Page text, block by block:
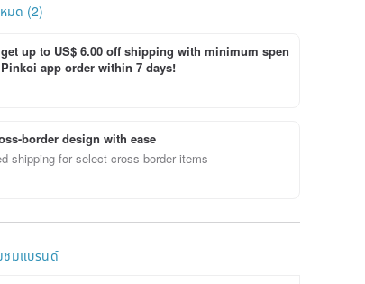
มด (2)
up to US$ 6.00 off shipping with minimum spen
app order within 7 days!
border design with ease
shipping for select cross-border items
ชมแบรนด์